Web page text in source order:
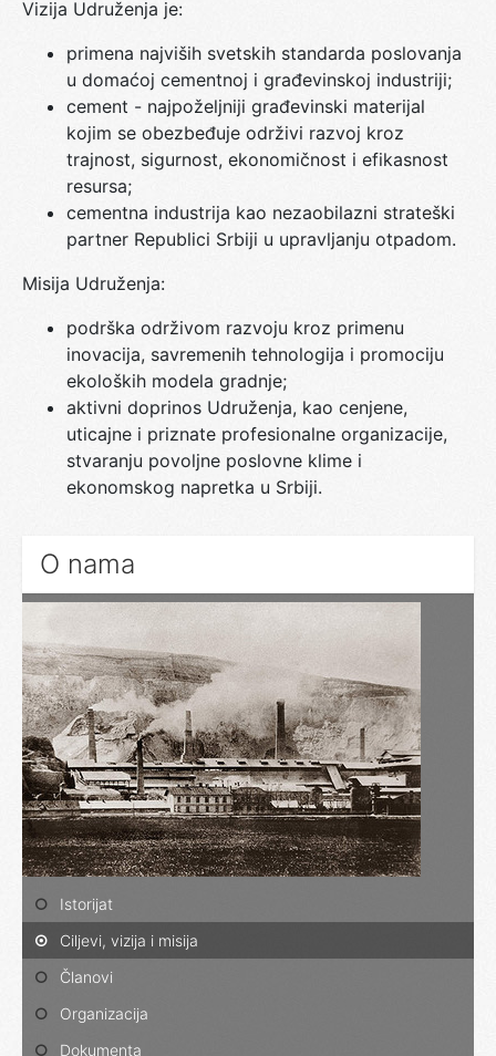
O nama
Istorijat
Ciljevi, vizija i misija
Članovi
Organizacija
Dokumenta
Vizija Udruženja je:
primena najviših svetskih standarda poslovanja
u domaćoj cementnoj i građevinskoj industriji;
cement - najpoželjniji građevinski materijal
kojim se obezbeđuje održivi razvoj kroz
trajnost, sigurnost, ekonomičnost i efikasnost
resursa;
cementna industrija kao nezaobilazni strateški
partner Republici Srbiji u upravljanju otpadom.
Misija Udruženja:
podrška održivom razvoju kroz primenu
inovacija, savremenih tehnologija i promociju
ekoloških modela gradnje;
aktivni doprinos Udruženja, kao cenjene,
uticajne i priznate profesionalne organizacije,
stvaranju povoljne poslovne klime i
ekonomskog napretka u Srbiji.